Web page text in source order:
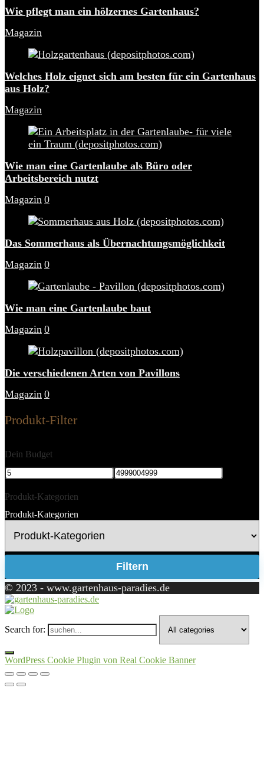
Wie pflegt man ein hölzernes Gartenhaus?
Magazin
Welches Holz eignet sich am besten für ein Gartenhaus
aus Holz?
Magazin
Wie man eine Gartenlaube als Büro oder
Arbeitsbereich nutzt
Magazin 0
Das Sommerhaus als Übernachtungsmöglichkeit
Magazin 0
Wie man eine Gartenlaube baut
Magazin 0
Die verschiedenen Arten von Pavillons
Magazin 0
Produkt-Filter
Dein Budget
Produkt-Kategorien
Produkt-Kategorien
Filtern
© 2023 - www.gartenhaus-paradies.de
Search for:
WordPress Cookie Plugin von Real Cookie Banner